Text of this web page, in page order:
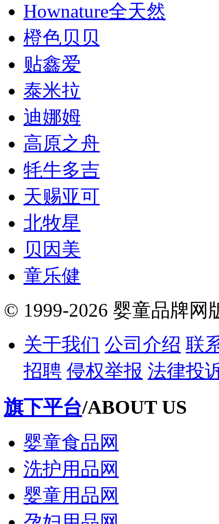
Hownature全天然
橙色贝贝
贴鑫爱
泰米拉
迪娜姆
高原之舟
牦牛多吉
天赐亚可
北牧星
贝因美
童乐健
© 1999-2026 婴童品牌网
关于我们 公司介绍 联
招聘 侵权举报 法律投
旗下平台/ABOUT US
婴童食品网
洗护用品网
婴童用品网